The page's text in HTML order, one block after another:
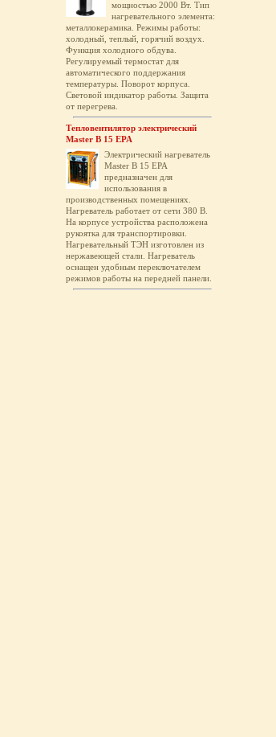
мощностью 2000 Вт. Тип
нагревательного элемента:
металлокерамика. Режимы работы:
холодный, теплый, горячий воздух.
Функция холодного обдува.
Регулируемый термостат для
автоматического поддержания
температуры. Поворот корпуса.
Световой индикатор работы. Защита
от перегрева.
Тепловентилятор электрический
Master B 15 EPA
Электрический нагреватель
Master B 15 EPA
предназначен для
использования в
производственных помещениях.
Нагреватель работает от сети 380 В.
На корпусе устройства расположена
рукоятка для транспортировки.
Нагревательный ТЭН изготовлен из
нержавеющей стали. Нагреватель
оснащен удобным переключателем
режимов работы на передней панели.